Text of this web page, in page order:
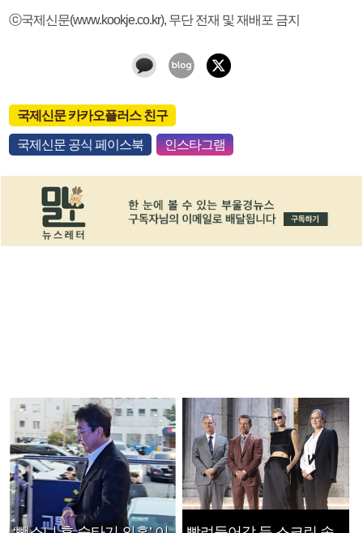
ⓒ국제신문(www.kookje.co.kr), 무단 전재 및 재배포 금지
국제신문 카카오플러스 친구
국제신문 공식 페이스북 인스타그램